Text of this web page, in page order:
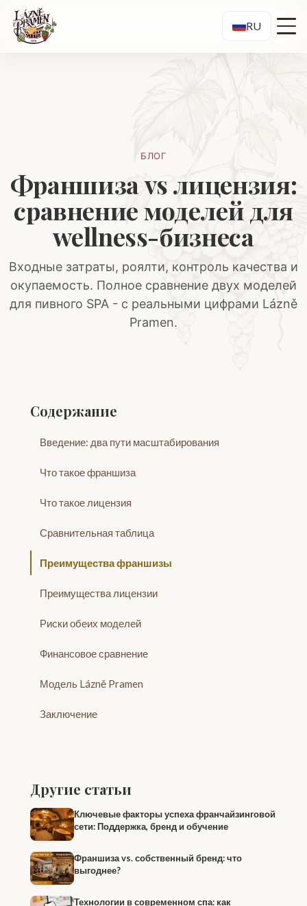
RU
БЛОГ
Франшиза vs лицензия:
сравнение моделей для
wellness-бизнеса
Входные затраты, роялти, контроль качества и
окупаемость. Полное сравнение двух моделей
для пивного SPA - с реальными цифрами Lázně
Pramen.
Содержание
Введение: два пути масштабирования
Что такое франшиза
Что такое лицензия
Сравнительная таблица
Преимущества франшизы
Преимущества лицензии
Риски обеих моделей
Финансовое сравнение
Модель Lázně Pramen
Заключение
Другие статьи
Ключевые факторы успеха франчайзинговой
сети: Поддержка, бренд и обучение
Франшиза vs. собственный бренд: что
выгоднее?
Технологии в современном спа: как